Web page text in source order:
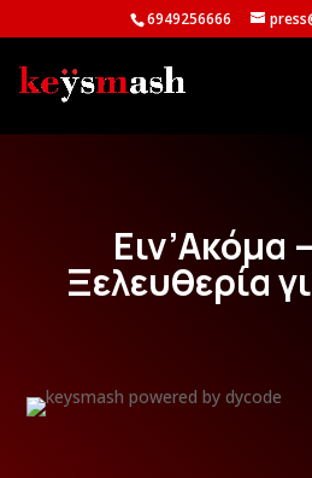
6949256666
Ειν’Ακόμα
Ξελευθερία